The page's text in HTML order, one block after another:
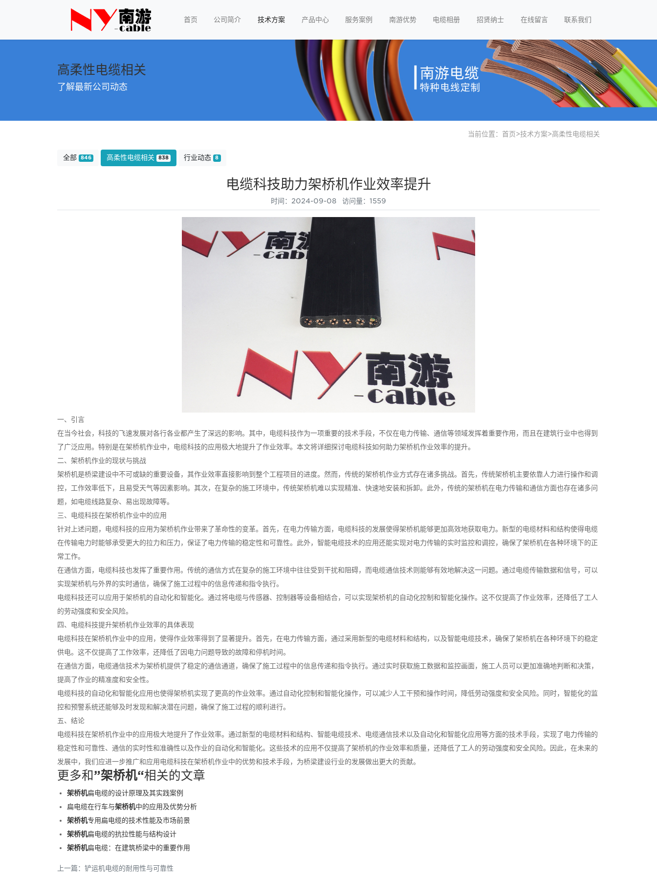
首页 公司简介 技术方案 产品中心 服务案例 南游优势 电缆相册 招贤纳士 在线留言 联系我们
高柔性电缆相关
了解最新公司动态
当前位置： 首页>技术方案>高柔性电缆相关
全部 846 高柔性电缆相关 838 行业动态 8
电缆科技助力架桥机作业效率提升
时间：2024-09-08 访问量：1559
一、引言
在当今社会，科技的飞速发展对各行各业都产生了深远的影响。其中，电缆科技作为一项重要的技术手段，不仅在电力传输、通信等领域发挥着重要作用，而且在建筑行业中也得到
了广泛应用。特别是在架桥机作业中，电缆科技的应用极大地提升了作业效率。本文将详细探讨电缆科技如何助力架桥机作业效率的提升。
二、架桥机作业的现状与挑战
架桥机是桥梁建设中不可或缺的重要设备，其作业效率直接影响到整个工程项目的进度。然而，传统的架桥机作业方式存在诸多挑战。首先，传统架桥机主要依靠人力进行操作和调
控，工作效率低下，且易受天气等因素影响。其次，在复杂的施工环境中，传统架桥机难以实现精准、快速地安装和拆卸。此外，传统的架桥机在电力传输和通信方面也存在诸多问
题，如电缆线路复杂、易出现故障等。
三、电缆科技在架桥机作业中的应用
针对上述问题，电缆科技的应用为架桥机作业带来了革命性的变革。首先，在电力传输方面，电缆科技的发展使得架桥机能够更加高效地获取电力。新型的电缆材料和结构使得电缆
在传输电力时能够承受更大的拉力和压力，保证了电力传输的稳定性和可靠性。此外，智能电缆技术的应用还能实现对电力传输的实时监控和调控，确保了架桥机在各种环境下的正
常工作。
在通信方面，电缆科技也发挥了重要作用。传统的通信方式在复杂的施工环境中往往受到干扰和阻碍，而电缆通信技术则能够有效地解决这一问题。通过电缆传输数据和信号，可以
实现架桥机与外界的实时通信，确保了施工过程中的信息传递和指令执行。
电缆科技还可以应用于架桥机的自动化和智能化。通过将电缆与传感器、控制器等设备相结合，可以实现架桥机的自动化控制和智能化操作。这不仅提高了作业效率，还降低了工人
的劳动强度和安全风险。
四、电缆科技提升架桥机作业效率的具体表现
电缆科技在架桥机作业中的应用，使得作业效率得到了显著提升。首先，在电力传输方面，通过采用新型的电缆材料和结构，以及智能电缆技术，确保了架桥机在各种环境下的稳定
供电。这不仅提高了工作效率，还降低了因电力问题导致的故障和停机时间。
在通信方面，电缆通信技术为架桥机提供了稳定的通信通道，确保了施工过程中的信息传递和指令执行。通过实时获取施工数据和监控画面，施工人员可以更加准确地判断和决策，
提高了作业的精准度和安全性。
电缆科技的自动化和智能化应用也使得架桥机实现了更高的作业效率。通过自动化控制和智能化操作，可以减少人工干预和操作时间，降低劳动强度和安全风险。同时，智能化的监
控和预警系统还能够及时发现和解决潜在问题，确保了施工过程的顺利进行。
五、结论
电缆科技在架桥机作业中的应用极大地提升了作业效率。通过新型的电缆材料和结构、智能电缆技术、电缆通信技术以及自动化和智能化应用等方面的技术手段，实现了电力传输的
稳定性和可靠性、通信的实时性和准确性以及作业的自动化和智能化。这些技术的应用不仅提高了架桥机的作业效率和质量，还降低了工人的劳动强度和安全风险。因此，在未来的
发展中，我们应进一步推广和应用电缆科技在架桥机作业中的优势和技术手段，为桥梁建设行业的发展做出更大的贡献。
更多和”架桥机“相关的文章
架桥机扁电缆的设计原理及其实践案例
扁电缆在行车与架桥机中的应用及优势分析
架桥机专用扁电缆的技术性能及市场前景
架桥机扁电缆的抗拉性能与结构设计
架桥机扁电缆：在建筑桥梁中的重要作用
上一篇： 铲运机电缆的耐用性与可靠性